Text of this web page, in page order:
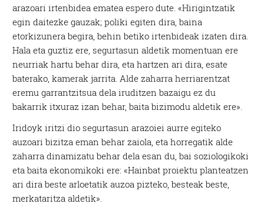
arazoari irtenbidea ematea espero dute. «Hirigintzatik
egin daitezke gauzak; poliki egiten dira, baina
etorkizunera begira, behin betiko irtenbideak izaten dira.
Hala eta guztiz ere, segurtasun aldetik momentuan ere
neurriak hartu behar dira, eta hartzen ari dira, esate
baterako, kamerak jarrita. Alde zaharra herriarentzat
eremu garrantzitsua dela iruditzen bazaigu ez du
bakarrik itxuraz izan behar, baita bizimodu aldetik ere».
Iridoyk iritzi dio segurtasun arazoiei aurre egiteko
auzoari bizitza eman behar zaiola, eta horregatik alde
zaharra dinamizatu behar dela esan du, bai soziologikoki
eta baita ekonomikoki ere: «Hainbat proiektu planteatzen
ari dira beste arloetatik auzoa pizteko, besteak beste,
merkataritza aldetik».